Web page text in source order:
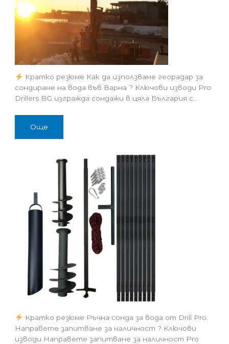
Кратко резюме Как да използваме георадар за
сондиране на вода във Варна ? Ключови изводи Pro
Drillers BG изгражда сондажи в цяла България с…
Още
Кратко резюме Ръчна сонда за вода от Drill Pro.
Направете запитване за наличност ? Ключови
изводи Направете запитване за наличност Pro